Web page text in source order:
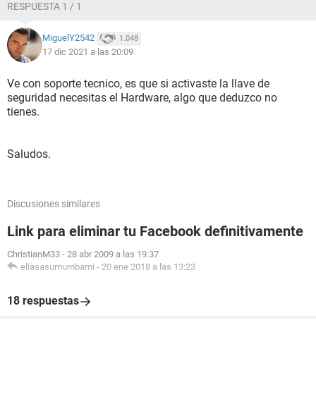
RESPUESTA 1 / 1
MiguelY2542 1.048
17 dic 2021 a las 20:09
Ve con soporte tecnico, es que si activaste la llave de
seguridad necesitas el Hardware, algo que deduzco no
tienes.
Saludos.
Discusiones similares
Link para eliminar tu Facebook definitivamente
ChristianM33 - 28 abr 2009 a las 19:37
eliasasumumbami - 20 ene 2018 a las 13:23
18 respuestas